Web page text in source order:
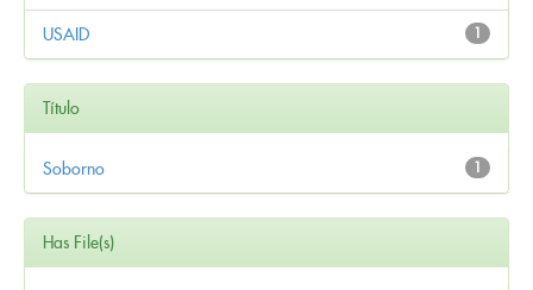
1
USAID
Título
1
Soborno
Has File(s)